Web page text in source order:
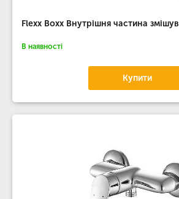
Flexx Boxx Внутрішня частина
В наявності
Купити